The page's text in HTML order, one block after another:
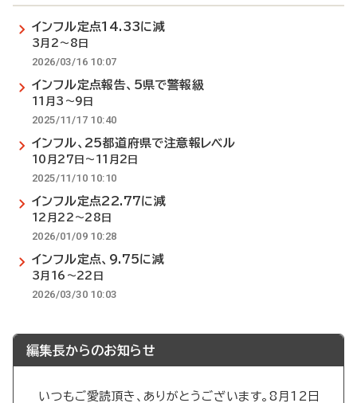
インフル定点14.33に減
3月2～8日
2026/03/16 10:07
インフル定点報告、5県で警報級
11月3～9日
2025/11/17 10:40
インフル、25都道府県で注意報レベル
10月27日～11月2日
2025/11/10 10:10
インフル定点22.77に減
12月22～28日
2026/01/09 10:28
インフル定点、9.75に減
3月16～22日
2026/03/30 10:03
編集長からのお知らせ
いつもご愛読頂き、ありがとうございます。8月12日